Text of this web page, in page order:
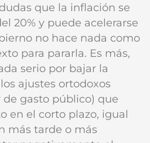
que la inflación se
20% y puede acelerarse
no hace nada como
para pararla. Es más,
serio por bajar la
ajustes ortodoxos
gasto público) que
en el corto plazo, igual
más tarde o más